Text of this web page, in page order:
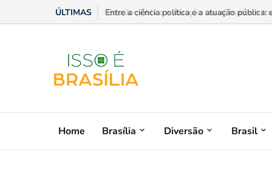
ÚLTIMAS Gestão pública e atuação social marcam
Home Brasília Diversão Brasil